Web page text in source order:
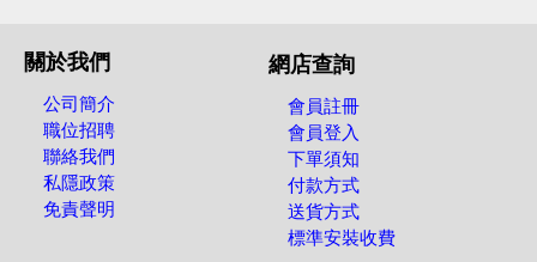
關於我們
公司簡介
職位招聘
聯絡我們
私隱政策
免責聲明
網店查詢
會員註冊
會員登入
下單須知
付款方式
送貨方式
標準安裝收費